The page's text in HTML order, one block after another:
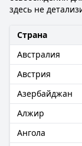
здесь не
Страна
Австралия
Австрия
Азербайджан
Алжир
Ангола